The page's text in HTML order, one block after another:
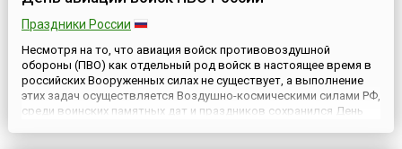
Праздники России
Несмотря на то, что авиация войск противовоздушной
обороны (ПВО) как отдельный род войск в настоящее время в
российских Вооруженных силах не существует, а выполнение
этих задач осуществляется Воздушно-космическими силами РФ,
среди воинских памятных дат и праздников сохранился День